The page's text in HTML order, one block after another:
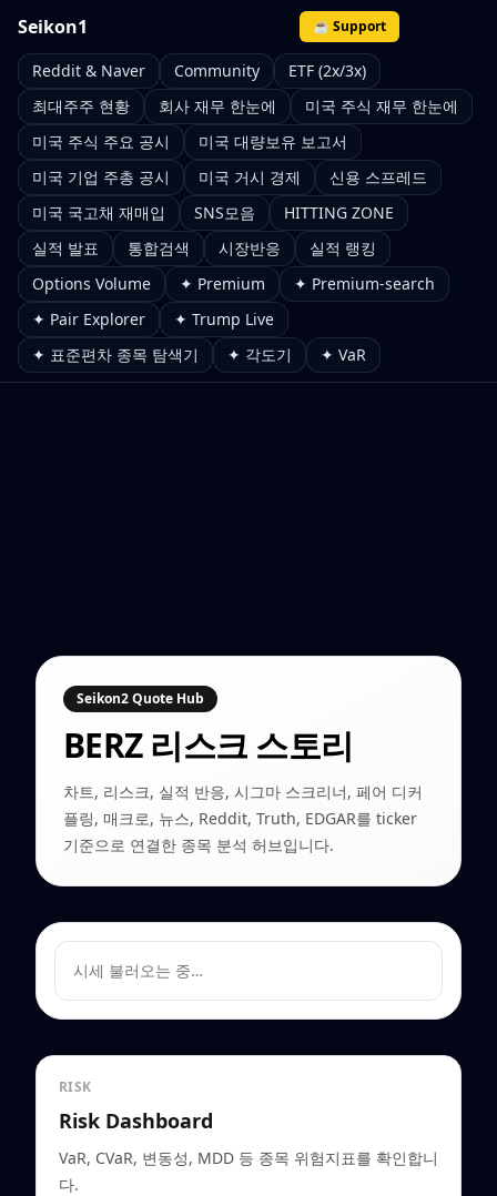
Seikon1 ☕ Support
Reddit & Naver Community
ETF (2x/3x)
최대주주 현황
회사 재무 한눈에
미국 주식 재무 한눈에
미국 주식 주요 공시
미국 대량보유 보고서
미국 기업 주총 공시
미국 거시 경제
신용 스프레드
미국 국고채 재매입
SNS모음
HITTING ZONE
실적 발표
통합검색 시장반응
실적 랭킹
Options Volume
✦ Premium
✦ Premium-search
✦ Pair Explorer
✦ Trump Live
✦ 표준편차 종목 탐색기
✦ 각도기 ✦ VaR
Seikon2 Quote Hub
BERZ리스크 스토리
차트, 리스크, 실적 반응, 시그마 스크리너, 페어 디커
플링, 매크로, 뉴스, Reddit, Truth, EDGAR를 ticker
기준으로 연결한 종목 분석 허브입니다.
시세 불러오는 중…
RISK
Risk Dashboard
VaR, CVaR, 변동성, MDD 등 종목 위험지표를 확인합니
다.